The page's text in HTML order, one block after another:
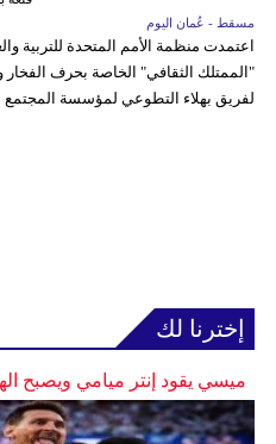
مسقط - عُمان اليوم
اعتمدت منظمة الأمم المتحدة للتربية
"الممتلك الثقافي" الخاصة بحرف
لفريق بهلاء التطوعي لمؤسسة المجتمع
إخترنا لك
ميسي يقود إنتر ميامي ويصبح